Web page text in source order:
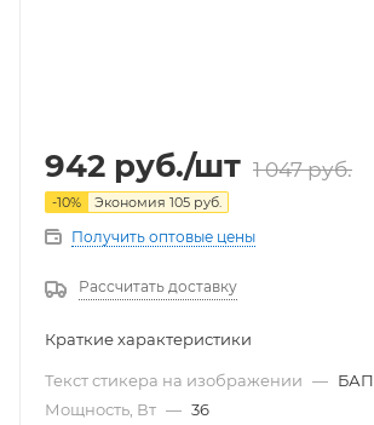
942 руб./шт 1 047руб.
-10% Экономия 105 руб.
Получить оптовые цены
Рассчитать доставку
Краткие характеристики
Текст стикера на изображении — БАП
Мощность, Вт — 36